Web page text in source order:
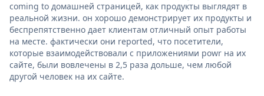
coming to домашней страницей, как продукты выглядят в
реальной жизни. он хорошо демонстрирует их продукты и
беспрепятственно дает клиентам отличный опыт работы
на месте. фактически они reported, что посетители,
которые взаимодействовали с приложениями powr на их
сайте, были вовлечены в 2,5 раза дольше, чем любой
другой человек на их сайте.